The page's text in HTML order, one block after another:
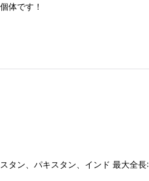
体です！
タン、パキスタン、インド 最大